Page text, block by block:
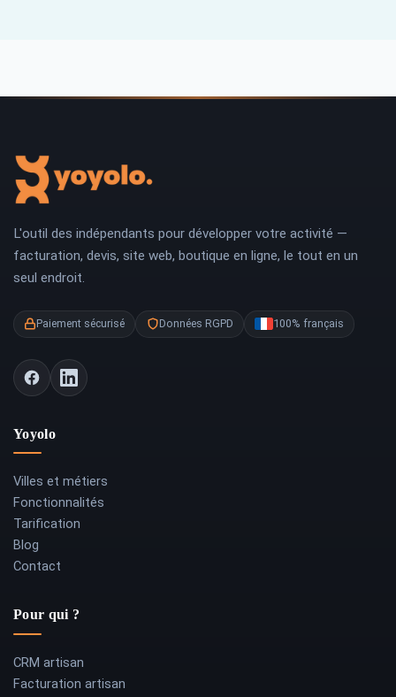
L'outil des indépendants pour développer votre activité —
facturation, devis, site web, boutique en ligne, le tout en un
seul endroit.
Paiement sécurisé Données RGPD 100% français
Yoyolo
Villes et métiers
Fonctionnalités
Tarification
Blog
Contact
Pour qui ?
CRM artisan
Facturation artisan